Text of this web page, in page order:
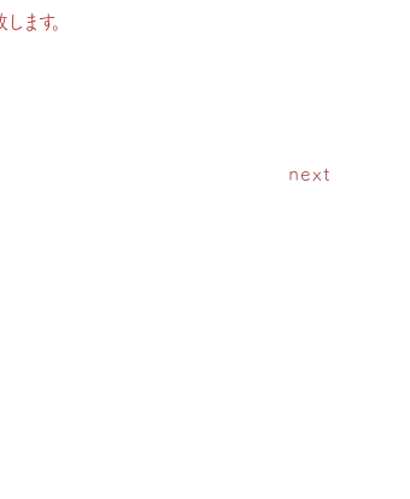
ます。
next